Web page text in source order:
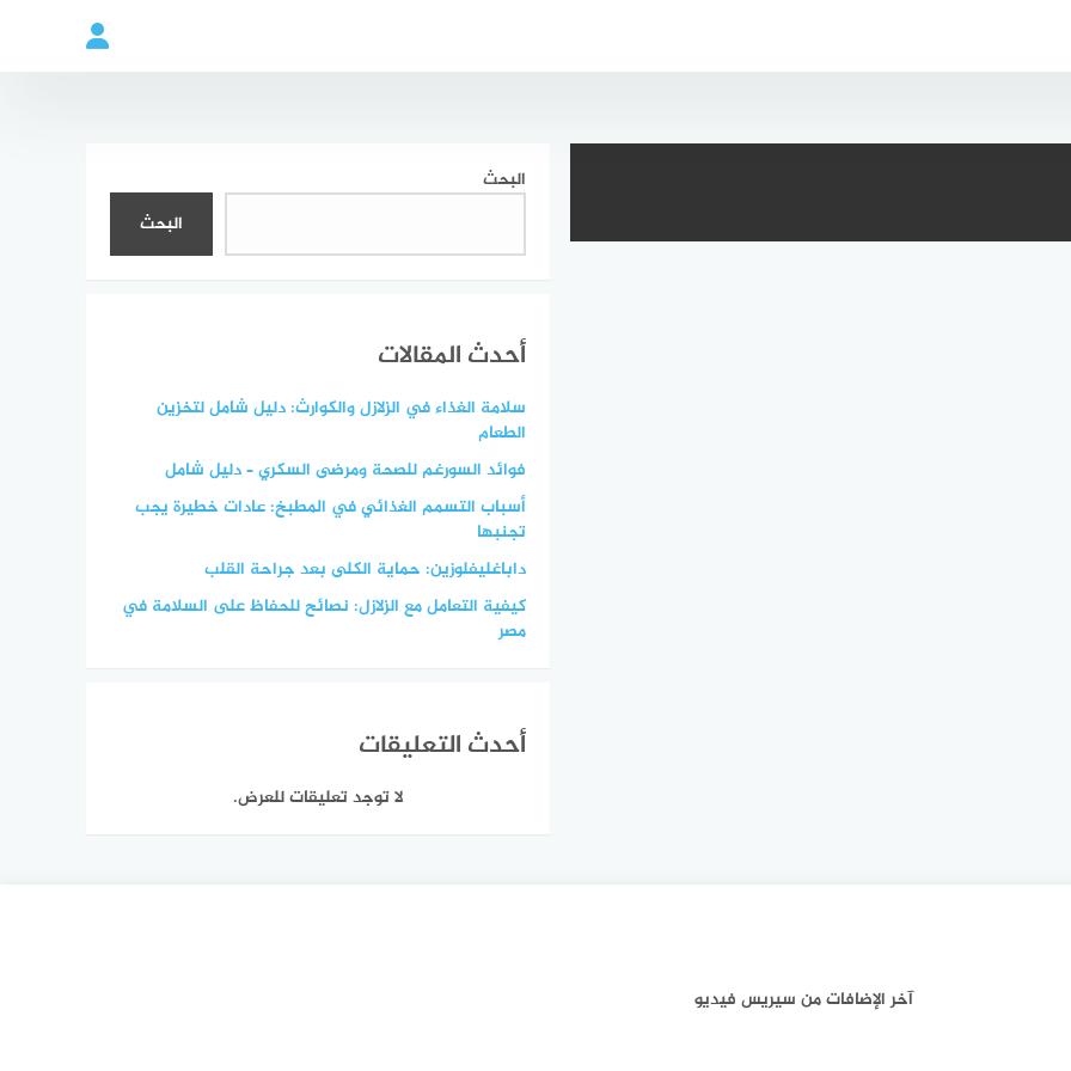
البحث
البحث
أحدث المقالات
سلامة الغذاء في الزلازل والكوارث: دليل شامل لتخزين
الطعام
فوائد السورغم للصحة ومرضى السكري – دليل شامل
أسباب التسمم الغذائي في المطبخ: عادات خطيرة يجب
تجنبها
داباغليفلوزين: حماية الكلى بعد جراحة القلب
كيفية التعامل مع الزلازل: نصائح للحفاظ على السلامة في
مصر
أحدث التعليقات
لا توجد تعليقات للعرض.
آخر الإضافات من سيريس فيديو